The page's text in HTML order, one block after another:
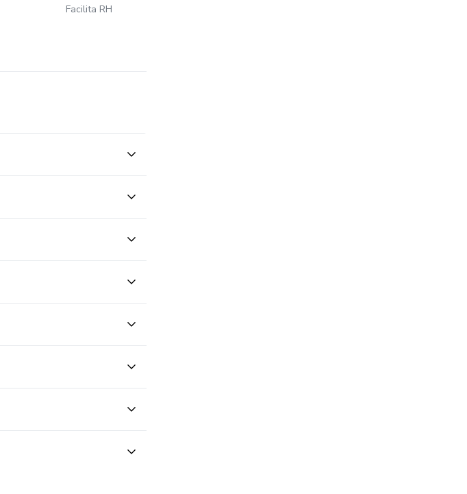
Facilita RH